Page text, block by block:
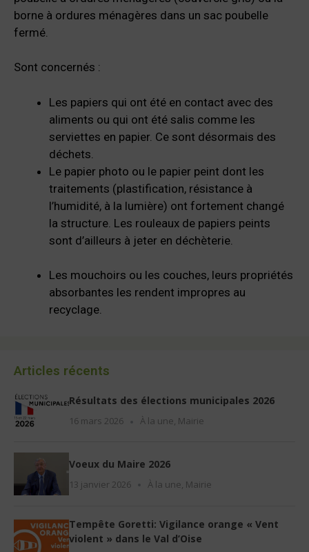
borne à ordures ménagères dans un sac poubelle
fermé.
Sont concernés :
Les papiers qui ont été en contact avec des
aliments ou qui ont été salis comme les
serviettes en papier. Ce sont désormais des
déchets.
Le papier photo ou le papier peint dont les
traitements (plastification, résistance à
l’humidité, à la lumière) ont fortement changé
la structure. Les rouleaux de papiers peints
sont d’ailleurs à jeter en déchèterie.
Les mouchoirs ou les couches, leurs propriétés
absorbantes les rendent impropres au
recyclage.
Articles récents
Résultats des élections municipales 2026
16 mars 2026 À la une, Mairie
Voeux du Maire 2026
13 janvier 2026 À la une Mairie
Tempête Goretti: Vigilance orange « Vent
violent » dans le Val d’Oise